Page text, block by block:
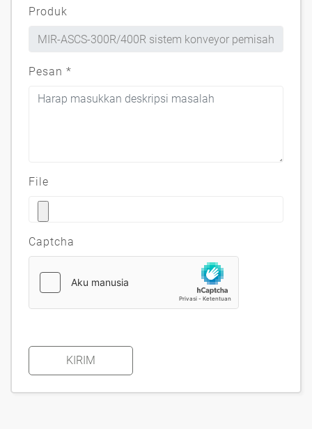
Produk
Pesan *
File
Captcha
KIRIM